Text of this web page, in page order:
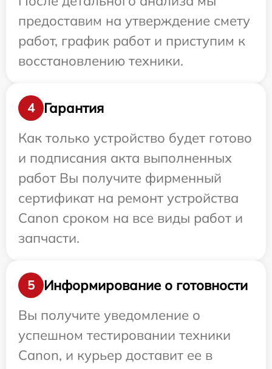
предоставим на утверждение смету
работ, график работ и приступим к
восстановлению техники.
4
Гарантия
Как только устройство будет готово
и подписания акта выполненных
работ Вы получите фирменный
сертификат на ремонт устройства
Canon сроком на все виды работ и
запчасти.
5
Информирование о готовности
Вы получите уведомление о
успешном тестировании техники
Canon, и курьер доставит ее в